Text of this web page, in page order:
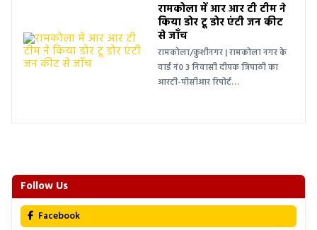
रामकोला में आर आर टी टीम ने
किया डोर टू डोर एंटी जन कीट
से जाँच
रामकोला/कुशीनगर | रामकोला नगर के
वार्ड नं0 3 निवासी दीपक त्रिपाठी का
आरटी-पीसीआर रिपोर्ट…
Follow Us
Facebook